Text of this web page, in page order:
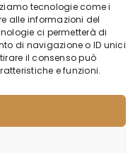
tecnologie come i
alle informazioni del
ci permetterà di
di navigazione o ID unici
il consenso può
e funzioni.